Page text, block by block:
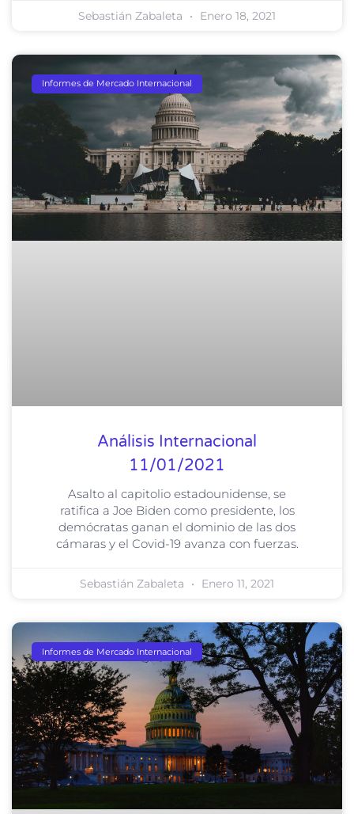
Sebastián Zabaleta Enero 18, 2021
Informes de Mercado Internacional
Análisis Internacional
11/01/2021
Asalto al capitolio estadounidense, se
ratifica a Joe Biden como presidente, los
demócratas ganan el dominio de las dos
cámaras y el Covid-19 avanza con fuerzas.
Sebastián Zabaleta Enero 11, 2021
Informes de Mercado Internacional